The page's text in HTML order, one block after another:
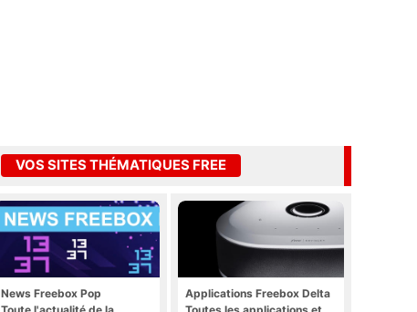
VOS SITES THÉMATIQUES FREE
News Freebox Pop
Applications Freebox Delta